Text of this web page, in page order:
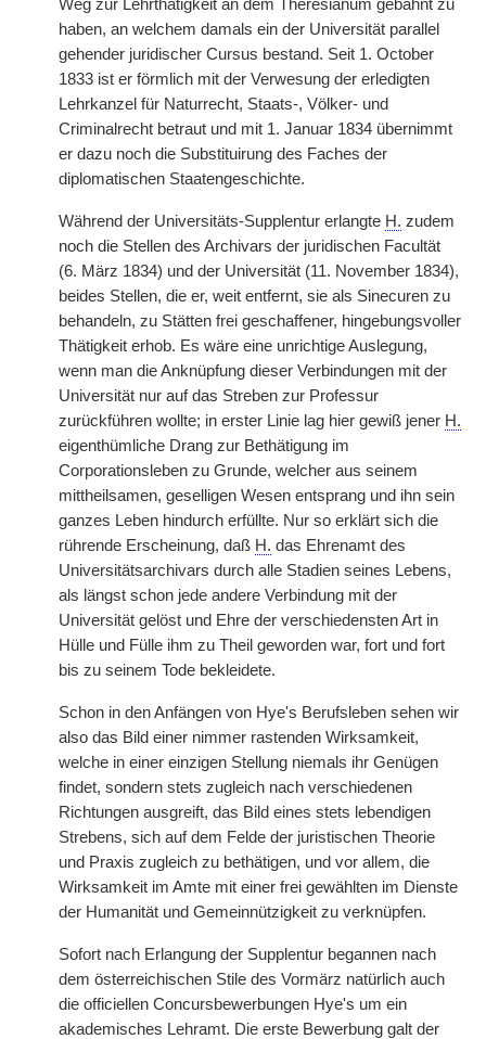
Weg zur Lehrthätigkeit an dem Theresianum gebahnt zu
haben, an welchem damals ein der Universität parallel
gehender juridischer Cursus bestand. Seit 1. October
1833 ist er förmlich mit der Verwesung der erledigten
Lehrkanzel für Naturrecht, Staats-, Völker- und
Criminalrecht betraut und mit 1. Januar 1834 übernimmt
er dazu noch die Substituirung des Faches der
diplomatischen Staatengeschichte.
Während der Universitäts-Supplentur erlangte H. zudem
noch die Stellen des Archivars der juridischen Facultät
(6. März 1834) und der Universität (11. November 1834),
beides Stellen, die er, weit entfernt, sie als Sinecuren zu
behandeln, zu Stätten frei geschaffener, hingebungsvoller
Thätigkeit erhob. Es wäre eine unrichtige Auslegung,
wenn man die Anknüpfung dieser Verbindungen mit der
Universität nur auf das Streben zur Professur
zurückführen wollte; in erster Linie lag hier gewiß jener H.
eigenthümliche Drang zur Bethätigung im
Corporationsleben zu Grunde, welcher aus seinem
mittheilsamen, geselligen Wesen entsprang und ihn sein
ganzes Leben hindurch erfüllte. Nur so erklärt sich die
rührende Erscheinung, daß H. das Ehrenamt des
Universitätsarchivars durch alle Stadien seines Lebens,
als längst schon jede andere Verbindung mit der
Universität gelöst und Ehre der verschiedensten Art in
Hülle und Fülle ihm zu Theil geworden war, fort und fort
bis zu seinem Tode bekleidete.
Schon in den Anfängen von Hye's Berufsleben sehen wir
also das Bild einer nimmer rastenden Wirksamkeit,
welche in einer einzigen Stellung niemals ihr Genügen
findet, sondern stets zugleich nach verschiedenen
Richtungen ausgreift, das Bild eines stets lebendigen
Strebens, sich auf dem Felde der juristischen Theorie
und Praxis zugleich zu bethätigen, und vor allem, die
Wirksamkeit im Amte mit einer frei gewählten im Dienste
der Humanität und Gemeinnützigkeit zu verknüpfen.
Sofort nach Erlangung der Supplentur begannen nach
dem österreichischen Stile des Vormärz natürlich auch
die officiellen Concursbewerbungen Hye's um ein
akademisches Lehramt. Die erste Bewerbung galt der